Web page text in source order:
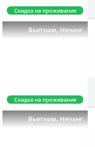
Скидка на проживание
Вьетнам,Нячанг
Скидка на проживание
Вьетнам,Нячанг